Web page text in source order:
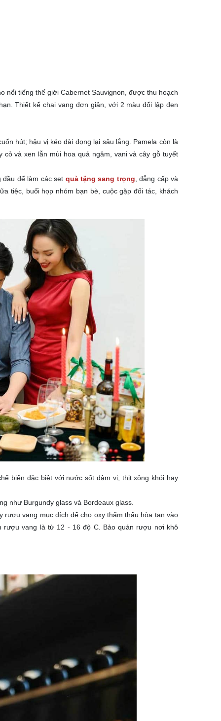
nổi tiếng thế giới Cabernet Sauvignon, được thu hoạch
Thiết kế chai vang đơn giản, với 2 màu đối lập đen
hút; hậu vị kéo dài đọng lại sâu lắng. Pamela còn là
và xen lẫn mùi hoa quả ngâm, vani và cây gỗ tuyết
đầu để làm các set quà tặng sang trọng , đẳng cấp và
tiệc, buổi họp nhóm bạn bè, cuộc gặp đối tác, khách
biến đặc biệt với nước sốt đậm vị; thịt xông khói hay
như Burgundy glass và Bordeaux glass.
vang mục đích để cho oxy thẩm thấu hòa tan vào
vang là từ 12 - 16 độ C. Bảo quản rượu nơi khô